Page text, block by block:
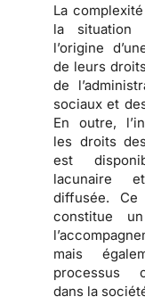
La
la
l’origine
de leurs
de
sociaux et
En outre,
les droits
est
lacunaire
diffusée.
constitue
mais
processus
dans la